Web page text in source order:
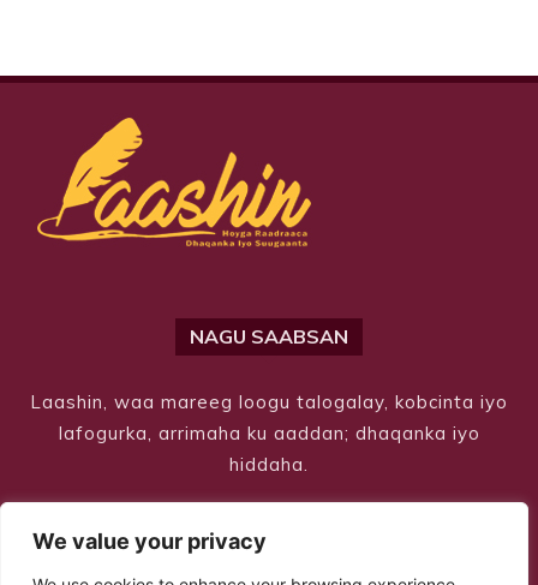
We value your privacy
NAGU SAABSAN
Laashin, waa mareeg loogu talogalay, kobcinta iyo
lafogurka, arrimaha ku aaddan; dhaqanka iyo
hiddaha.